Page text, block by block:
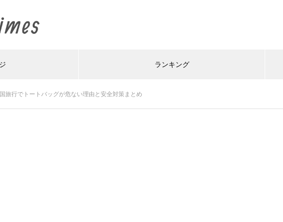
ランキング
旅行でトートバッグが危ない理由と安全対策まとめ